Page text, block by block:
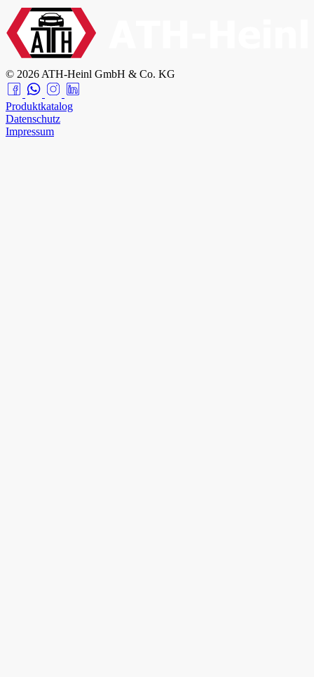
© 2026 ATH-Heinl GmbH & Co. KG
Produktkatalog
Datenschutz
Impressum